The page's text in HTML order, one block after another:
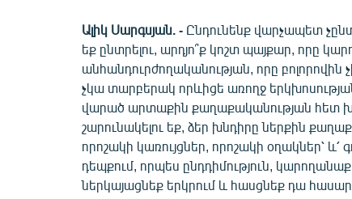
Ալիկ Սարգսյան. - Ընդունենք վարչապետ
եք ընտրելու, արդյո՞ք կոշտ պայքար, որը
անհանդուրժողականության, որը բոլորովին
չկա տարբերակ որևիցե առողջ
վարած արտաքին քաղաքականության հետ
շարունակելու եք, ձեր խնդիրը ներքին
որոշակի կառույցներ, որոշակի օղակներ՝ և՛
դեպքում, որպես ընդդիմություն,
ներկայացնեք երկրում և հասցնեք դա